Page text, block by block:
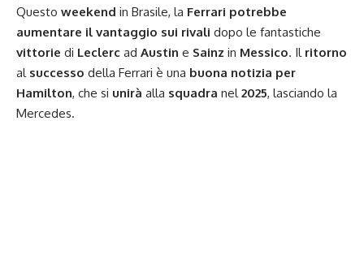
Questo weekend in Brasile, la Ferrari potrebbe
aumentare il vantaggio sui rivali dopo le fantastiche
vittorie di Leclerc ad Austin e Sainz in Messico. Il ritorno
al successo della Ferrari è una buona notizia per
Hamilton, che si unirà alla squadra nel2025, lasciando la
Mercedes.